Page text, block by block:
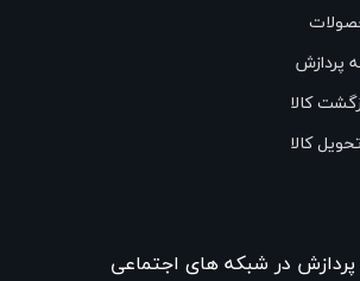
پردازش
کالا
کالا
پردازش در شبکه های اجتماعی